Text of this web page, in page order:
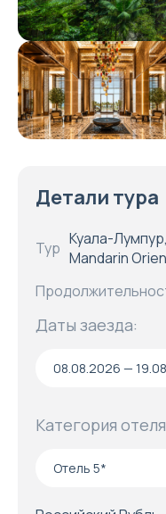
Детали тура
Тур Куала-
Mandarin
Даты заезда:
08.08.2026 —
Категория
Отель 5*